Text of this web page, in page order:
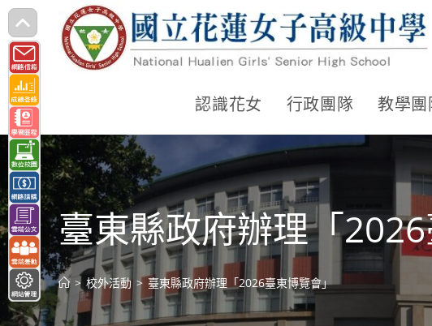
跳
轉
至
主
要
內
容
認識花女 行政團隊 教學團
臺東縣政府辦理「
> 校外活動 > 臺東縣政府辦理「2026臺東博覽會」